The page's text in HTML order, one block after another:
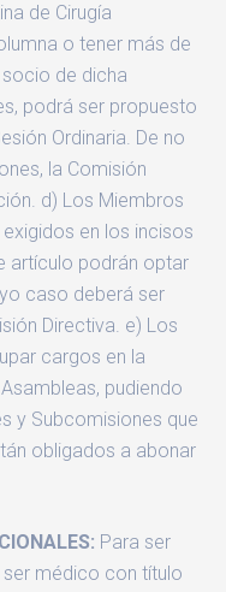
de Cirugía
o tener más de
de dicha
podrá ser propuesto
Ordinaria. De no
la Comisión
d) Los Miembros
en los incisos
artículo podrán optar
caso deberá ser
Directiva. e) Los
cargos en la
pudiendo
y Subcomisiones que
obligados a abonar
Para ser
médico con título